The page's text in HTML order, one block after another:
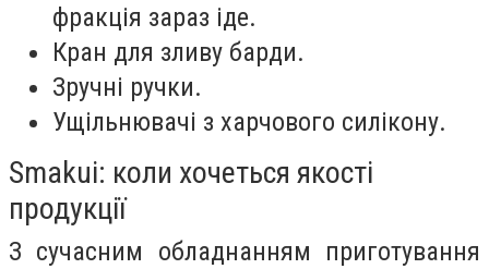
фракція зараз іде.
Кран для зливу барди.
Зручні ручки.
Ущільнювачі з харчового силікону.
Smakui: коли хочеться якості
продукції
З сучасним обладнанням приготування